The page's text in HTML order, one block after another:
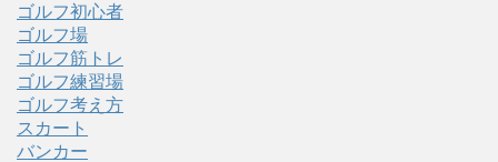
ゴルフ初心者
ゴルフ場
ゴルフ筋トレ
ゴルフ練習場
ゴルフ考え方
スカート
バンカー